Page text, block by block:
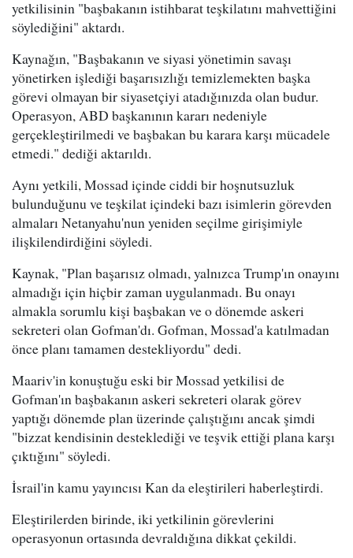
yetkilisinin "başbakanın istihbarat teşkilatını mahvettiğini
söylediğini" aktardı.
Kaynağın, "Başbakanın ve siyasi yönetimin savaşı
yönetirken işlediği başarısızlığı temizlemekten başka
görevi olmayan bir siyasetçiyi atadığınızda olan budur.
Operasyon, ABD başkanının kararı nedeniyle
gerçekleştirilmedi ve başbakan bu karara karşı mücadele
etmedi." dediği aktarıldı.
Aynı yetkili, Mossad içinde ciddi bir hoşnutsuzluk
bulunduğunu ve teşkilat içindeki bazı isimlerin görevden
almaları Netanyahu'nun yeniden seçilme girişimiyle
ilişkilendirdiğini söyledi.
Kaynak, "Plan başarısız olmadı, yalnızca Trump'ın onayını
almadığı için hiçbir zaman uygulanmadı. Bu onayı
almakla sorumlu kişi başbakan ve o dönemde askeri
sekreteri olan Gofman'dı. Gofman, Mossad'a katılmadan
önce planı tamamen destekliyordu" dedi.
Maariv'in konuştuğu eski bir Mossad yetkilisi de
Gofman'ın başbakanın askeri sekreteri olarak görev
yaptığı dönemde plan üzerinde çalıştığını ancak şimdi
"bizzat kendisinin desteklediği ve teşvik ettiği plana karşı
çıktığını" söyledi.
İsrail'in kamu yayıncısı Kan da eleştirileri haberleştirdi.
Eleştirilerden birinde, iki yetkilinin görevlerini
operasyonun ortasında devraldığına dikkat çekildi.